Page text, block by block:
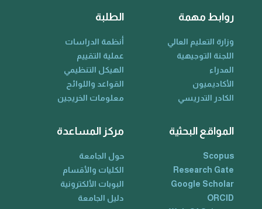
روابط مهمة
وزارة التعليم العالي
اللجنة التوجيهية
المدراء
الأكاديميون
الكادر التدريسي
الطلبة
أنظمة الدراسات
عملية التقييم
الهيكل التنظيمي
القواعد واللوائح
معلومات الخريجين
المواقع البحثية
Scopus
Research Gate
Google Scholar
ORCID
مركز المساعدة
حول الجامعة
الكليات والأقسام
البوبات الألكترونية
دليل الجامعة